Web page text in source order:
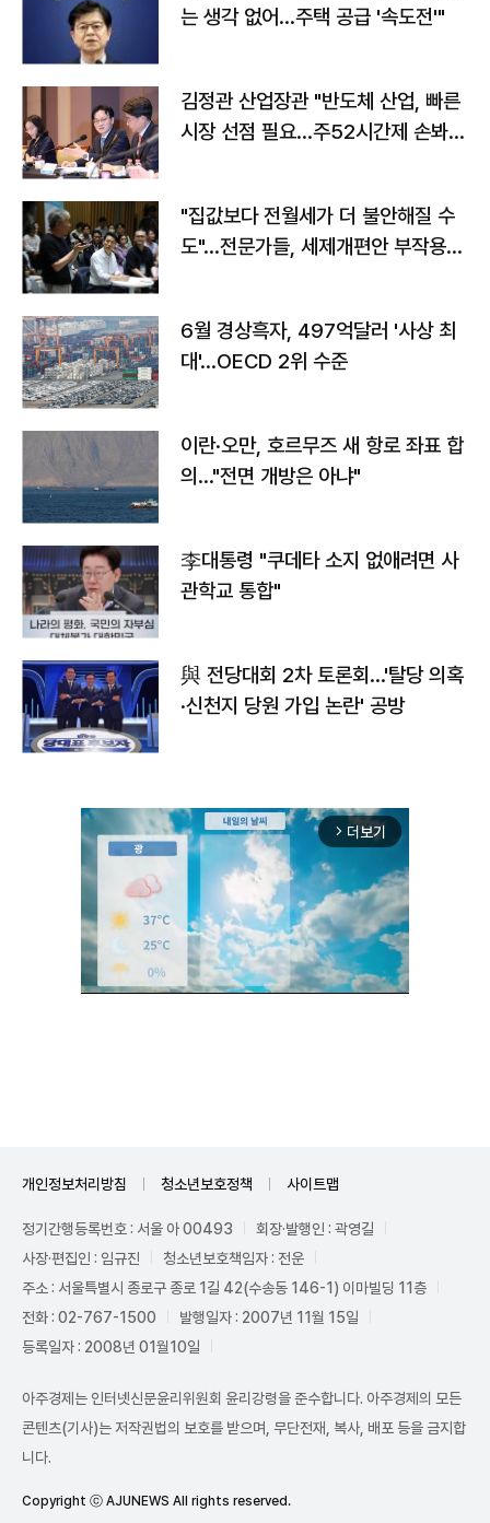
는 생각 없어…주택 공급 '속도전'"
김정관 산업장관 "반도체 산업, 빠른
시장 선점 필요…주52시간제 손봐
"집값보다 전월세가 더 불안해질 수
도"…전문가들, 세제개편안 부작용
6월 경상흑자, 497억달러 '사상 최
대'…OECD 2위 수준
이란·오만, 호르무즈 새 항로 좌표 합
의…"전면 개방은 아냐"
李대통령 "쿠데타 소지 없애려면 사
관학교 통합"
與 전당대회 2차 토론회…'탈당 의혹
·신천지 당원 가입 논란' 공방
arrow_forward_ios 더보기
개인정보처리방침 청소년보호정책 사이트맵
정기간행등록번호 : 서울 아 00493
회장·발행인 : 곽영길
사장·편집인 : 임규진
청소년보호책임자 : 전운
주소 : 서울특별시 종로구 종로 1길 42(수송동 146-1) 이마빌딩 11층
전화 : 02-767-1500
발행일자 : 2007년 11월 15일
등록일자 : 2008년 01월10일
아주경제는 인터넷신문윤리위원회 윤리강령을 준수합니다. 아주경제의 모든
콘텐츠(기사)는 저작권법의 보호를 받으며, 무단전재, 복사, 배포 등을 금지합
니다.
Copyright ⓒ AJUNEWS All rights reserved.